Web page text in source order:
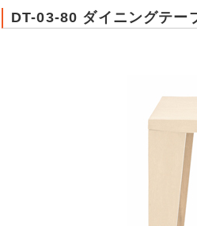
DT-03-80 ダイニングテー